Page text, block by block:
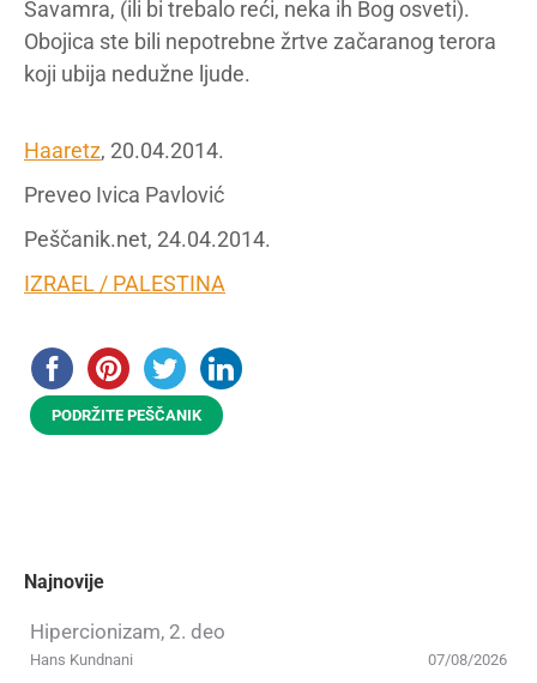
Šavamra, (ili bi trebalo reći, neka ih Bog osveti).
Obojica ste bili nepotrebne žrtve začaranog terora
koji ubija nedužne ljude.
Haaretz, 20.04.2014.
Preveo Ivica Pavlović
Peščanik.net, 24.04.2014.
IZRAEL / PALESTINA
PODRŽITE PEŠČANIK
Najnovije
Hipercionizam, 2. deo
07/08/2026
Hans Kundnani